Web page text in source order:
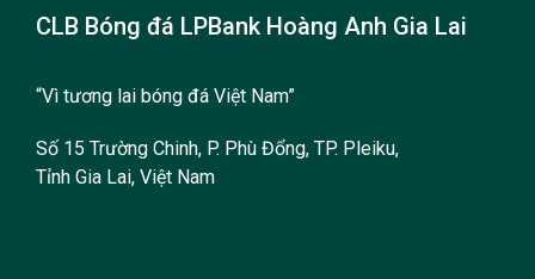
CLB Bóng đá LPBank Hoàng Anh Gia Lai
“Vì tương lai bóng đá Việt Nam”
Số 15 Trường Chinh, P. Phù Đổng, TP. Pleiku,
Tỉnh Gia Lai, Việt Nam